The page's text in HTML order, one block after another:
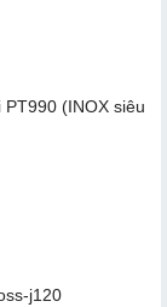
(INOX siêu
j120